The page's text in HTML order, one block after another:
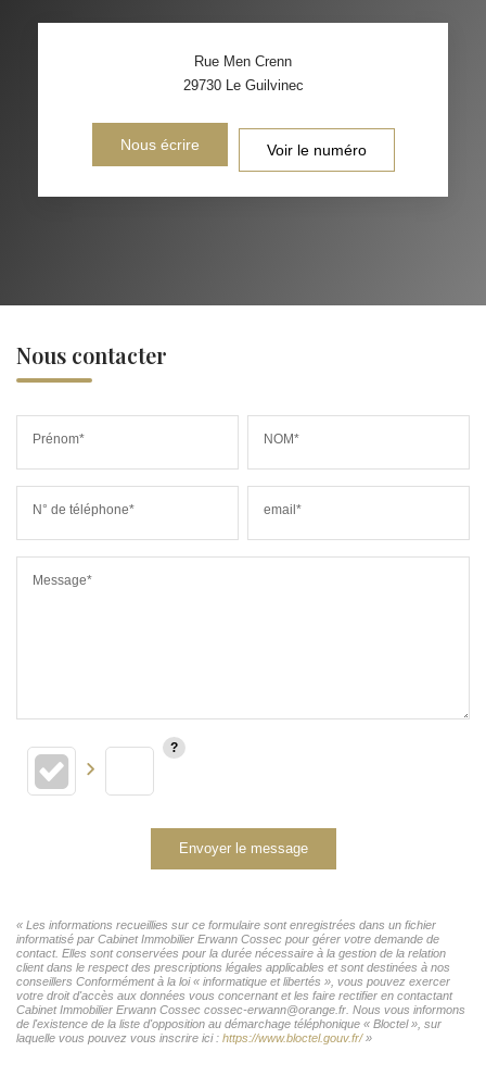
Rue Men Crenn
29730 Le Guilvinec
Nous écrire Voir le numéro
Nous contacter
Prénom* NOM*
N° de téléphone* email*
Message*
Envoyer le message
« Les informations recueillies sur ce formulaire sont enregistrées dans un fichier
informatisé par Cabinet Immobilier Erwann Cossec pour gérer votre demande de
contact. Elles sont conservées pour la durée nécessaire à la gestion de la relation
client dans le respect des prescriptions légales applicables et sont destinées à nos
conseillers Conformément à la loi « informatique et libertés », vous pouvez exercer
votre droit d'accès aux données vous concernant et les faire rectifier en contactant
Cabinet Immobilier Erwann Cossec cossec-erwann@orange.fr. Nous vous informons
de l'existence de la liste d'opposition au démarchage téléphonique « Bloctel », sur
laquelle vous pouvez vous inscrire ici : https://www.bloctel.gouv.fr/»